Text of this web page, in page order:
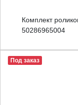
Комплект
50286965004
Под заказ